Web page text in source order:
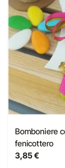
Bomboniere
fenicottero
3,85 €